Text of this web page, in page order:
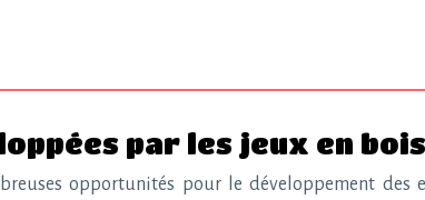
par les jeux en
opportunités pour le développement